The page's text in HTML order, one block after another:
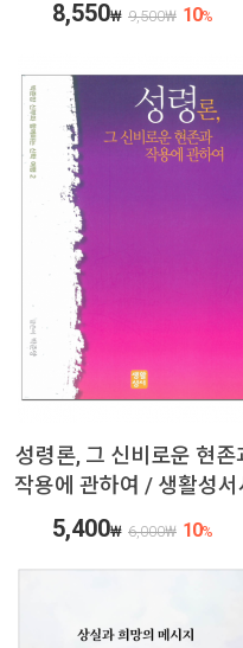
8,550₩ 9,500₩ 10%
성령론, 그 신비로운 현존
작용에 관하여 / 생활성서
5,400₩ 6,000₩ 10%